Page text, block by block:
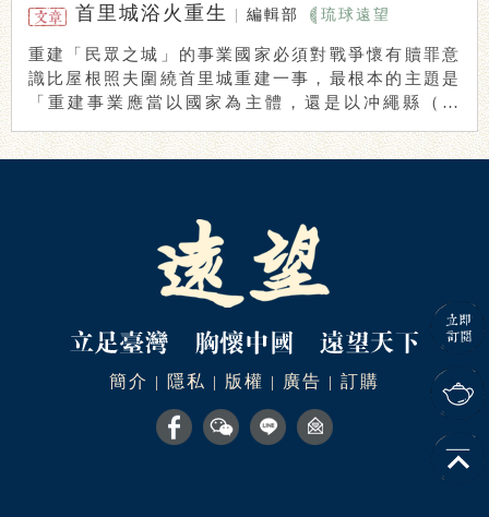
首里城浴火重生 編輯部 琉球遠望
重建「民眾之城」的事業國家必須對戰爭懷有贖罪意
識比屋根照夫圍繞首里城重建一事，最根本的主題是
「重建事業應當以國家為主體，還是以冲繩縣（琉
簡介 | 隱私 | 版權 | 廣告 | 訂購